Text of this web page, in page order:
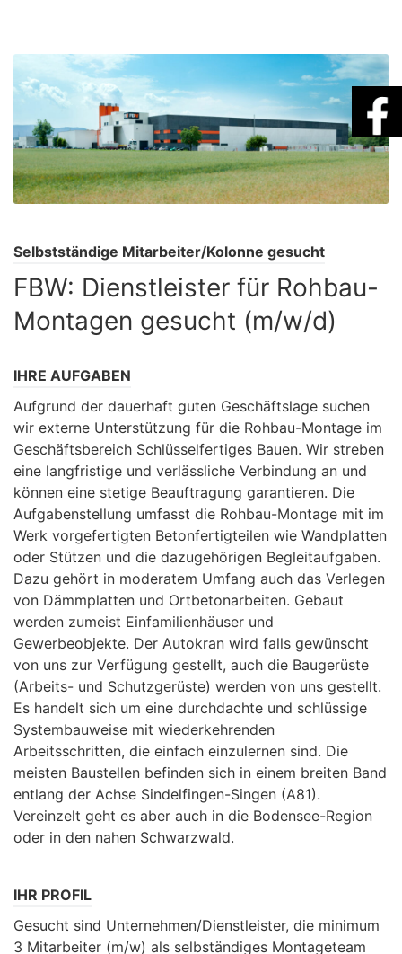
Selbstständige Mitarbeiter/Kolonne gesucht
FBW: Dienstleister für Rohbau-
Montagen gesucht (m/w/d)
IHRE AUFGABEN
Aufgrund der dauerhaft guten Geschäftslage suchen
wir externe Unterstützung für die Rohbau-Montage im
Geschäftsbereich Schlüsselfertiges Bauen. Wir streben
eine langfristige und verlässliche Verbindung an und
können eine stetige Beauftragung garantieren. Die
Aufgabenstellung umfasst die Rohbau-Montage mit im
Werk vorgefertigten Betonfertigteilen wie Wandplatten
oder Stützen und die dazugehörigen Begleitaufgaben.
Dazu gehört in moderatem Umfang auch das Verlegen
von Dämmplatten und Ortbetonarbeiten. Gebaut
werden zumeist Einfamilienhäuser und
Gewerbeobjekte. Der Autokran wird falls gewünscht
von uns zur Verfügung gestellt, auch die Baugerüste
(Arbeits- und Schutzgerüste) werden von uns gestellt.
Es handelt sich um eine durchdachte und schlüssige
Systembauweise mit wiederkehrenden
Arbeitsschritten, die einfach einzulernen sind. Die
meisten Baustellen befinden sich in einem breiten Band
entlang der Achse Sindelfingen-Singen (A81).
Vereinzelt geht es aber auch in die Bodensee-Region
oder in den nahen Schwarzwald.
IHR PROFIL
Gesucht sind Unternehmen/Dienstleister, die minimum
3 Mitarbeiter (m/w) als selbständiges Montageteam